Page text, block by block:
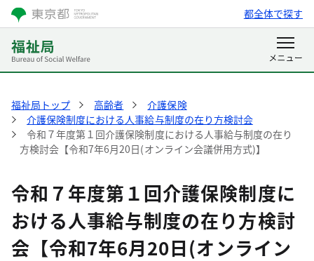
都全体で探す
福祉局トップ 高齢者
介護保険
介護保険制度における人事給与制度の在り方検討会
令和７年度第１回介護保険制度における人事給与制度の在り
方検討会【令和7年6月20日(オンライン会議併用方式)】
令和７年度第１回介護保険制度に
おける人事給与制度の在り方検討
会【令和7年6月20日(オンライン